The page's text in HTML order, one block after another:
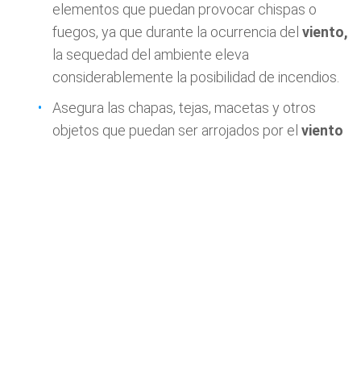
elementos que puedan provocar chispas o
fuegos, ya que durante la ocurrencia del viento,
la sequedad del ambiente eleva
considerablemente la posibilidad de incendios.
Asegura las chapas, tejas, macetas y otros
objetos que puedan ser arrojados por el viento